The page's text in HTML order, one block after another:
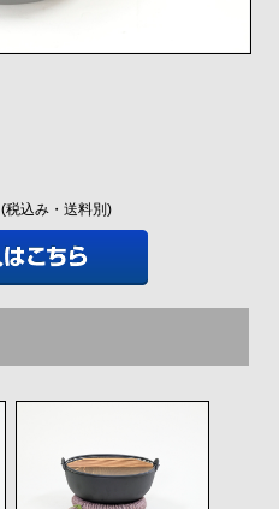
(税込み・送料別)